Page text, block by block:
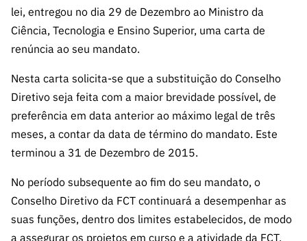
Apoios
Prémios
Outros
estatísticos para fins
INE/DGEEC/FCT
Balcão da Ciência
Publicações
Newsletter
Subscrever
Concursos
FCT
90 Segundos
de Ciência
de
Concursos
Comunicado
Estratégico
Apoios Comunitários
Contactos
Acreditaç
ão e
Benefícios
Fiscais
Recrutam
de
Serviços e
Parcerias
Consultas
lei, entregou no dia 29 de Dezembro ao Ministro da
Ciência, Tecnologia e Ensino Superior, uma carta de
renúncia ao seu mandato.
Nesta carta solicita-se que a substituição do Conselho
Diretivo seja feita com a maior brevidade possível, de
preferência em data anterior ao máximo legal de três
meses, a contar da data de término do mandato. Este
terminou a 31 de Dezembro de 2015.
No período subsequente ao fim do seu mandato, o
Conselho Diretivo da FCT continuará a desempenhar as
suas funções, dentro dos limites estabelecidos, de modo
a assegurar os projetos em curso e a atividade da FCT.